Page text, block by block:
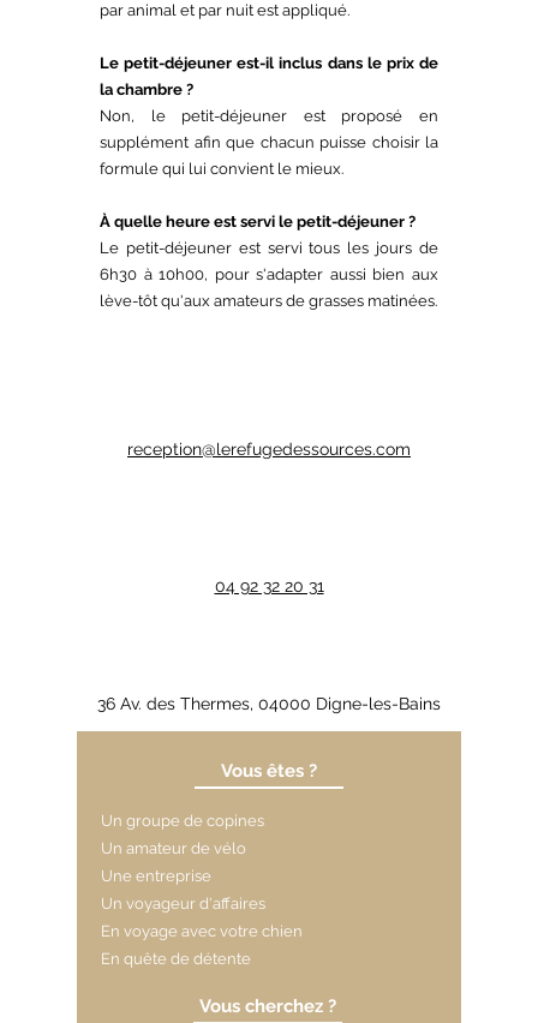
par animal et par nuit est appliqué.
Le petit-déjeuner est-il inclus dans le prix de
la chambre ?
Non, le petit-déjeuner est proposé en
supplément afin que chacun puisse choisir la
formule qui lui convient le mieux.
À quelle heure est servi le petit-déjeuner ?
Le petit-déjeuner est servi tous les jours de
6h30 à 10h00, pour s'adapter aussi bien aux
lève-tôt qu'aux amateurs de grasses matinées.
reception@lerefugedessources.com
04 92 32 20 31
36 Av. des Thermes, 04000 Digne-les-Bains
Vous êtes ?
Un groupe de copines
Un amateur de vélo
Une entreprise
Un voyageur d'affaires
En voyage avec votre chien
En quête de détente
Vous cherchez ?